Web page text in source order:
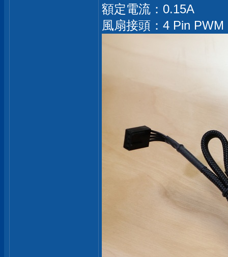
額定電流：0.15A
風扇接頭：4 Pin PWM